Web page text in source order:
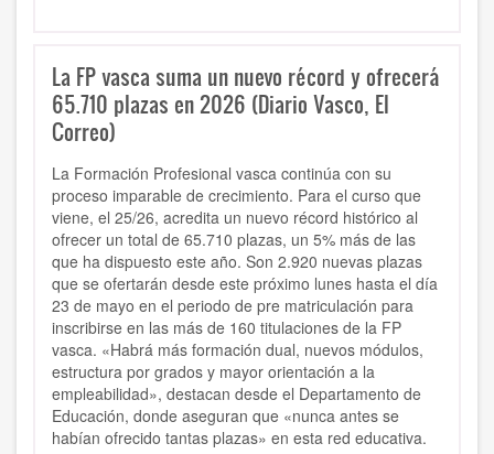
La FP vasca suma un nuevo récord y ofrecerá
65.710 plazas en 2026 (Diario Vasco, El
Correo)
La Formación Profesional vasca continúa con su
proceso imparable de crecimiento. Para el curso que
viene, el 25/26, acredita un nuevo récord histórico al
ofrecer un total de 65.710 plazas, un 5% más de las
que ha dispuesto este año. Son 2.920 nuevas plazas
que se ofertarán desde este próximo lunes hasta el día
23 de mayo en el periodo de pre matriculación para
inscribirse en las más de 160 titulaciones de la FP
vasca. «Habrá más formación dual, nuevos módulos,
estructura por grados y mayor orientación a la
empleabilidad», destacan desde el Departamento de
Educación, donde aseguran que «nunca antes se
habían ofrecido tantas plazas» en esta red educativa.